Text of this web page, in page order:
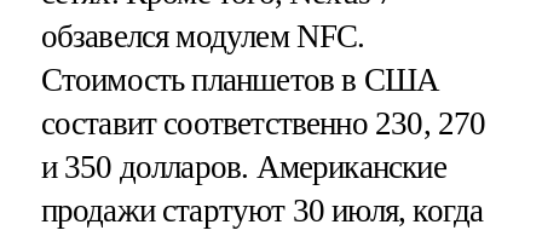
обзавелся модулем NFC.
Стоимость планшетов в США
составит соответственно 230, 270
и 350 долларов. Американские
продажи стартуют 30 июля, когда